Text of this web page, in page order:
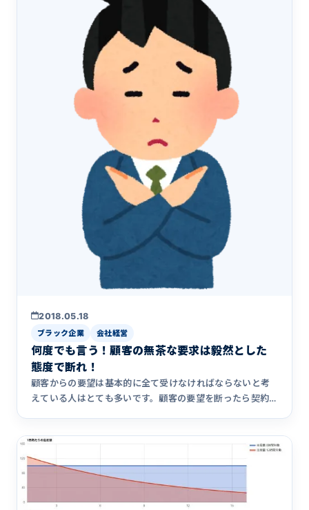
2018.05.18
ブラック企業 会社経営
何度でも言う！顧客の無茶な要求は毅然とした
態度で断れ！
顧客からの要望は基本的に全て受けなければならないと考
えている人はとても多いです。顧客の要望を断ったら契約